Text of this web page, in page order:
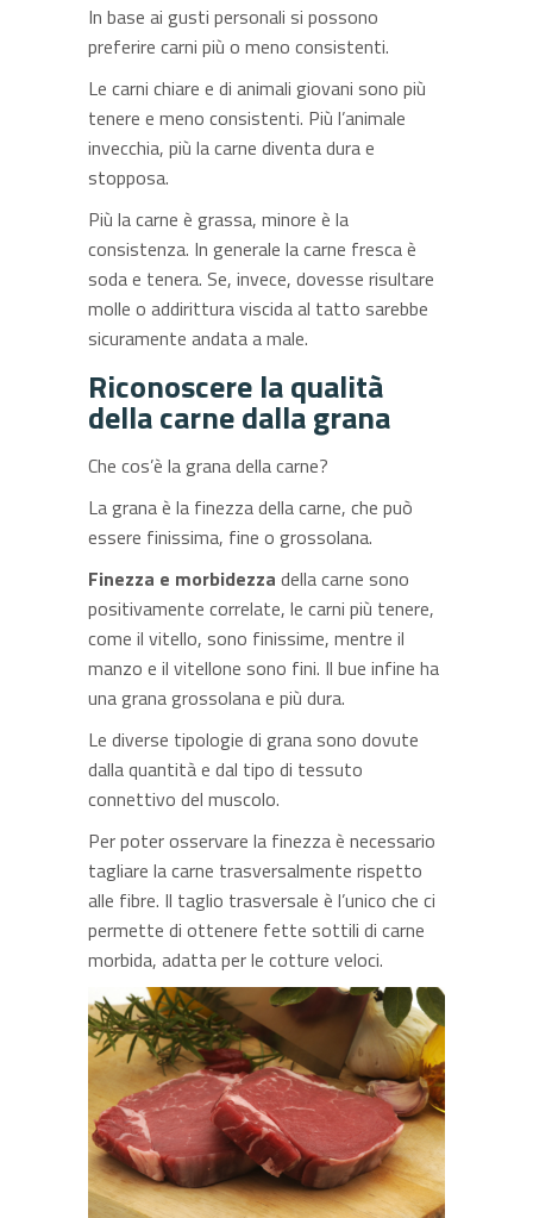
In base ai gusti personali si possono
preferire carni più o meno consistenti.
Le carni chiare e di animali giovani sono più
tenere e meno consistenti. Più l’animale
invecchia, più la carne diventa dura e
stopposa.
Più la carne è grassa, minore è la
consistenza. In generale la carne fresca è
soda e tenera. Se, invece, dovesse risultare
molle o addirittura viscida al tatto sarebbe
sicuramente andata a male.
Riconoscere la qualità
della carne dalla grana
Che cos’è la grana della carne?
La grana è la finezza della carne, che può
essere finissima, fine o grossolana.
Finezza e morbidezza della carne sono
positivamente correlate, le carni più tenere,
come il vitello, sono finissime, mentre il
manzo e il vitellone sono fini. Il bue infine ha
una grana grossolana e più dura.
Le diverse tipologie di grana sono dovute
dalla quantità e dal tipo di tessuto
connettivo del muscolo.
Per poter osservare la finezza è necessario
tagliare la carne trasversalmente rispetto
alle fibre. Il taglio trasversale è l’unico che ci
permette di ottenere fette sottili di carne
morbida, adatta per le cotture veloci.